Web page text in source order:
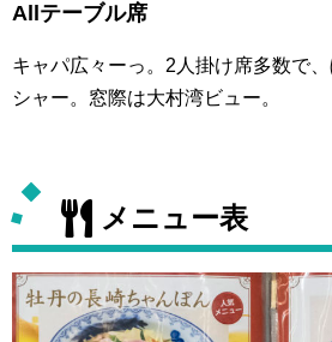
Allテーブル席
キャパ広々ーっ。2人掛け席多数で
シャー。窓際は大村湾ビュー。
メニュー表